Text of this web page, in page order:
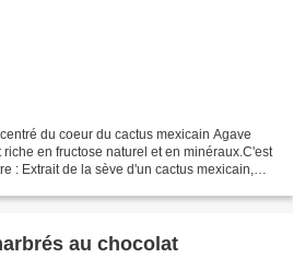
du coeur du cactus mexicain Agave
en fructose naturel et en minéraux.C'est
: Extrait de la sève d'un cactus mexicain,
au chocolat